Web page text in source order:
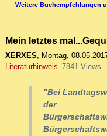
Weitere Buchempfehlungen
Mein letztes
XERXES, Montag,
Literaturhinweis 7841 Views
"Bei
der